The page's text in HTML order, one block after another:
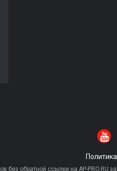
без обратной ссылки на AP-PRO.RU